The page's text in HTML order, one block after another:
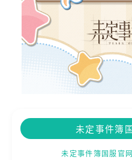
未定事件簿
未定事件簿国服官